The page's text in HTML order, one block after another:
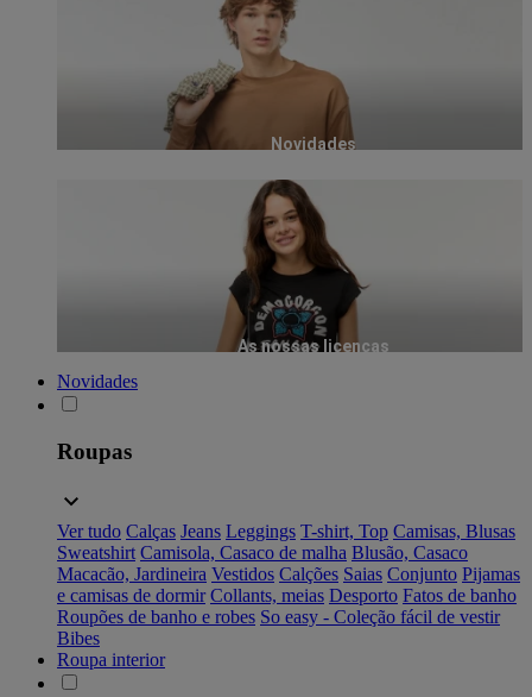
Novidades
As nossas licenças
Novidades
Roupas
Ver tudo Calças Jeans Leggings T-shirt, Top Camisas, Blusas
Sweatshirt Camisola, Casaco de malha Blusão, Casaco
Macacão, Jardineira Vestidos Calções Saias Conjunto Pijamas
e camisas de dormir Collants, meias Desporto Fatos de banho
Roupões de banho e robes So easy - Coleção fácil de vestir
Bibes
Roupa interior